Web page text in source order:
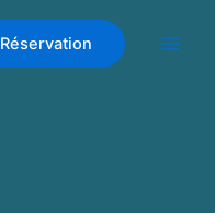
Réservation